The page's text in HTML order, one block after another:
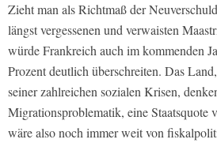
Zieht man als Richtmaß der
längst vergessenen und verwaisten
würde Frankreich auch im kommenden
Prozent deutlich überschreiten. Das
seiner zahlreichen sozialen Krisen,
Migrationsproblematik, eine Staatsquote
wäre also noch immer weit von